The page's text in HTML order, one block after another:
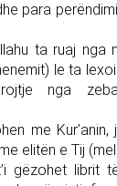
para
ta ruaj nga
le ta
nga
me Kur’anin,
elitën e Tij
gëzohet librit